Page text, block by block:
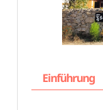
Einführung